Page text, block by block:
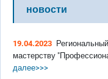
новости
19.04.2023
мастерству
далее>>>